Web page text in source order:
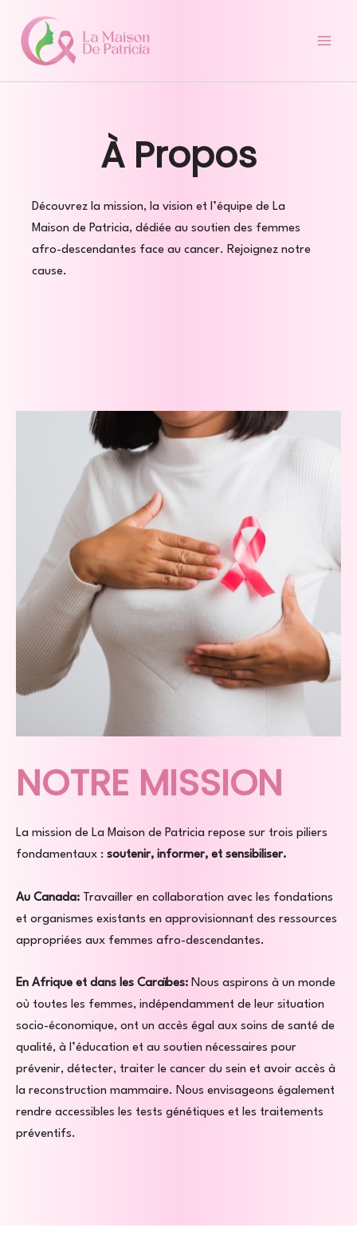
contenu
À Propos
Découvrez la mission, la vision et l’équipe de La
Maison de Patricia, dédiée au soutien des femmes
afro-descendantes face au cancer. Rejoignez notre
cause.
NOTRE MISSION
La mission de La Maison de Patricia repose sur trois piliers
fondamentaux : soutenir, informer, et sensibiliser.
Au Canada: Travailler en collaboration avec les fondations
et organismes existants en approvisionnant des ressources
appropriées aux femmes afro-descendantes.
En Afrique et dans les Caraïbes: Nous aspirons à un monde
où toutes les femmes, indépendamment de leur situation
socio-économique, ont un accès égal aux soins de santé de
qualité, à l’éducation et au soutien nécessaires pour
prévenir, détecter, traiter le cancer du sein et avoir accès à
la reconstruction mammaire. Nous envisageons également
rendre accessibles les tests génétiques et les traitements
préventifs.